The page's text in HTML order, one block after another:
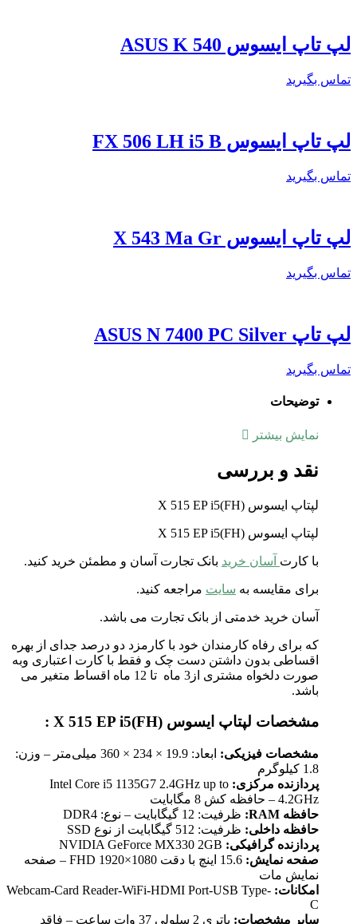
لپ تاپ ایسوس ASUS K 540
تماس بگیرید
لپ تاپ ایسوس FX 506 LH i5 B
تماس بگیرید
لپ تاپ ایسوس X 543 Ma Gr
تماس بگیرید
لپ تاپ ASUS N 7400 PC Silver
تماس بگیرید
توضیحات
نمایش بیشتر
نقد و بررسی
لپتاپ ایسوس X 515 EP i5(FH)
لپتاپ ایسوس X 515 EP i5(FH)
با کارت آسان خرید بانک تجارت آسان و مطمئن خرید کنید.
برای مقایسه به سایت مراجعه کنید.
آسان خرید خدمتی از بانک تجارت می باشد.
که برای رفاه کارمندان خود با کارمزد دو درصد جدای از بهره
اقساطی بدون داشتن دست چک و فقط با کارت اعتباری وبه
صورت دلخواه مشتری از3 ماه تا 12 ماه اقساط متغیر می
باشد.
مشخصات لپتاپ ایسوس X 515 EP i5(FH) :
مشخصات فیزیکی:
ابعاد: 19.9 × 234 × 360 میلی‌متر – وزن:
1.8 کیلوگرم
پردازنده مرکزی: Intel Core i5 1135G7 2.4GHz up to
4.2GHz – حافظه کش 8 مگابایت
حافظه RAM:
ظرفیت: 12 گيگابايت – نوع: DDR4
حافظه داخلی: ظرفیت: 512 گیگابایت از نوع SSD
پردازنده گرافیکی:
صفحه نمایش:
15.6 اينچ با دقت FHD 1920×1080 – صفحه
نمایش مات
امکانات: Webcam-Card Reader-WiFi-HDMI Port-USB Type-
C
سایر مشخصات:
باتری 2 سلولی 37 وات ساعت – فاقد